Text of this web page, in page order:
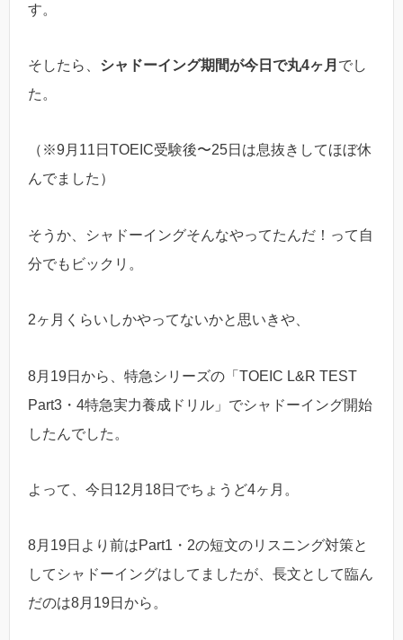
す。
そしたら、 シャドーイング期間が今日で丸4ヶ月 でし
た。
（※9月11日TOEIC受験後〜25日は息抜きしてほぼ休
んでました）
そうか、シャドーイングそんなやってたんだ！って自
分でもビックリ。
2ヶ月くらいしかやってないかと思いきや、
8月19日から、特急シリーズの「TOEIC L&R TEST
Part3・4特急実力養成ドリル」でシャドーイング開始
したんでした。
よって、今日12月18日でちょうど4ヶ月。
8月19日より前はPart1・2の短文のリスニング対策と
してシャドーイングはしてましたが、長文として臨ん
だのは8月19日から。